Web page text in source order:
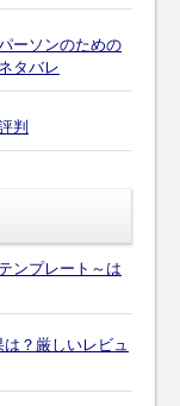
ーソンのための
タバレ
判
ンプレート～は
？厳しいレビュ